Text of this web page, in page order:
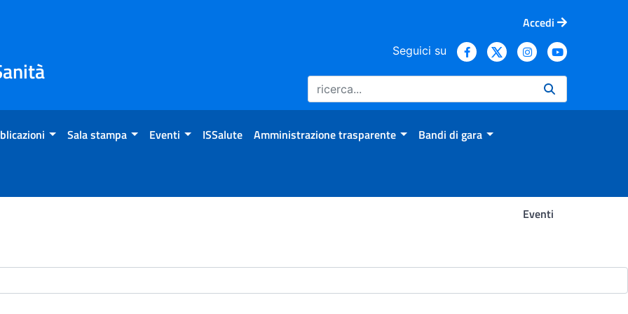
Accedi
Seguici su
Sala stampa Eventi ISSalute Amministrazione trasparente Bandi di gara
Eventi